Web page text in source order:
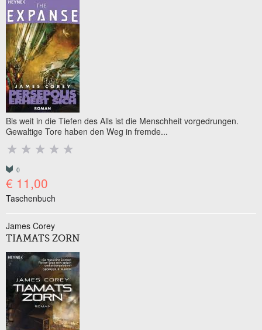
Bis weit in die Tiefen des Alls ist die Menschheit vorgedrungen.
Gewaltige Tore haben den Weg in fremde...
0
€ 11,00
Taschenbuch
James Corey
TIAMATS ZORN